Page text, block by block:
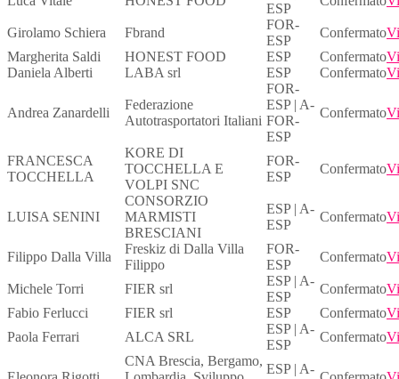
ESP
Girolamo Schiera Fbrand
FOR-
ESP
Confermato
Margherita Saldi
HONEST FOOD ESP Confermato
Daniela Alberti
LABA srl ESP Confermato
Andrea Zanardelli
Federazione
Autotrasportatori Italiani
FOR-
ESP | A-
FOR-
ESP
Confermato
FRANCESCA
TOCCHELLA
KORE DI
TOCCHELLA E
VOLPI SNC
FOR-
ESP
Confermato
LUISA SENINI
CONSORZIO
MARMISTI
BRESCIANI
ESP | A-
ESP
Confermato
Filippo Dalla Villa
Freskiz di Dalla Villa
Filippo
FOR-
ESP
Confermato
Michele Torri FIER srl
ESP | A-
ESP
Confermato
Fabio Ferlucci
FIER srl ESP Confermato
Paola Ferrari
ALCA SRL
ESP | A-
ESP
Confermato
CNA Brescia, Bergamo,
ESP | A-